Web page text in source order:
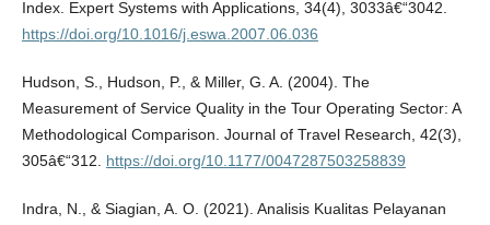
Index. Expert Systems with Applications, 34(4), 3033â€“3042.
https://doi.org/10.1016/j.eswa.2007.06.036
Hudson, S., Hudson, P., & Miller, G. A. (2004). The
Measurement of Service Quality in the Tour Operating Sector: A
Methodological Comparison. Journal of Travel Research, 42(3),
305â€“312. https://doi.org/10.1177/0047287503258839
Indra, N., & Siagian, A. O. (2021). Analisis Kualitas Pelayanan